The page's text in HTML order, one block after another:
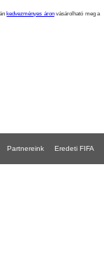
kedvezményes áronvásárolható meg a
Partnereink Eredeti FIFA